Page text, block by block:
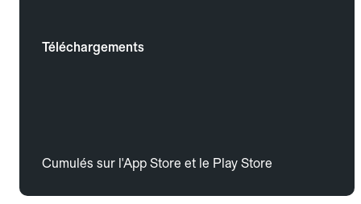
Téléchargements
Cumulés sur l'App Store et le Play Store